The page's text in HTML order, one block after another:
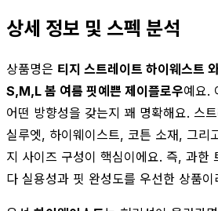
상세 정보 및 스펙 분석
상품명은 티지 스트레이트 하이웨스트
S,M,L 봄 여름 핏예쁜 제이플로우예요.
어떤 방향성을 갖는지 꽤 명확해요. 스
실루엣, 하이웨이스트, 코튼 소재, 그리
지 사이즈 구성이 핵심이에요. 즉, 과한
다 실용성과 핏 완성도를 우선한 상품